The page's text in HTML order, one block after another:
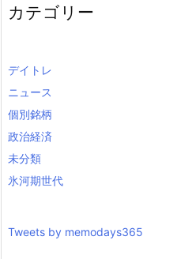
カテゴリー
デイトレ
ニュース
個別銘柄
政治経済
未分類
氷河期世代
Tweets by memodays365